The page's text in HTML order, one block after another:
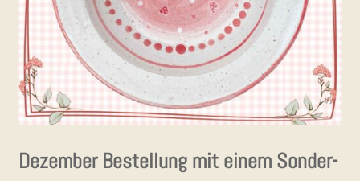
Dezem­ber Bestel­lung mit einem Son­der­